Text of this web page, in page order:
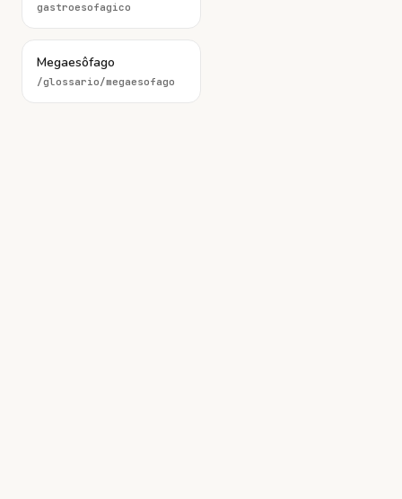
gastroesofagico
Megaesôfago
/glossario/megaesofago